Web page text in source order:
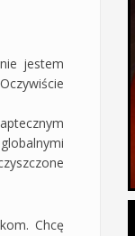
jestem
Chcę